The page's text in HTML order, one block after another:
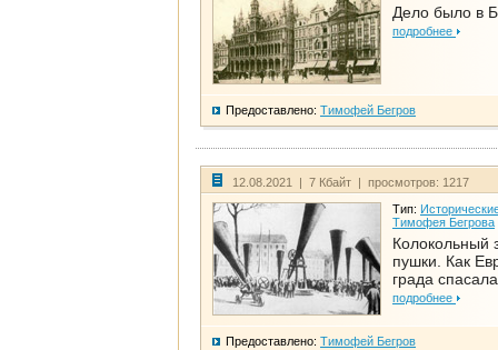
Дело было в
подробнее
Предоставлено: Тимофей Бегров
12.08.2021 | 7 Кбайт | просмотров: 1217
Тип:
Тимофея Бегрова
Колокольный
пушки. Как
града
подробнее
Предоставлено: Тимофей Бегров